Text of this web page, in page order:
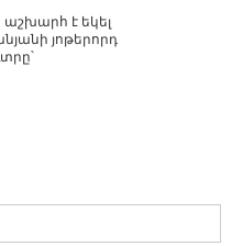
աշխարհ է եկել
յոթերորդ